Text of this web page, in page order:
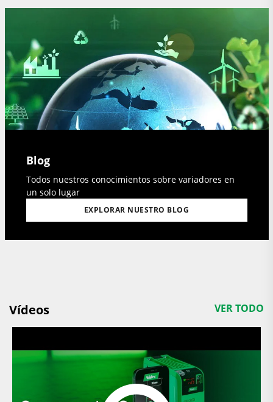
Blog
Todos nuestros conocimientos sobre variadores en
un solo lugar
EXPLORAR NUESTRO BLOG
Vídeos VER TODO